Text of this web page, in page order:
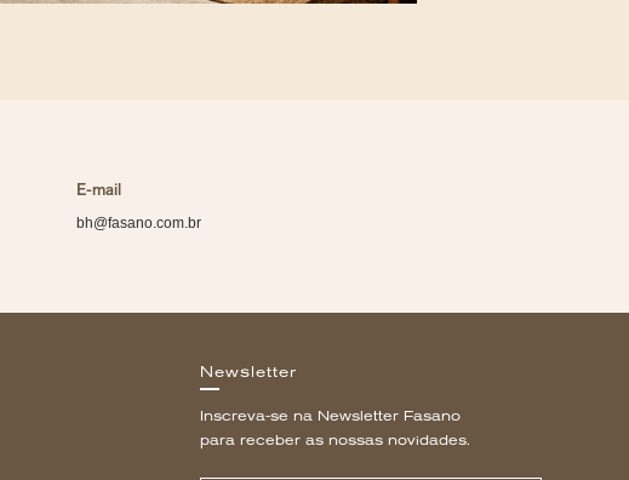
E-mail
bh@fasano.com.br
Newsletter
Inscreva-se na Newsletter Fasano
para receber as nossas novidades.